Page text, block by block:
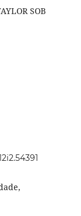
SOB